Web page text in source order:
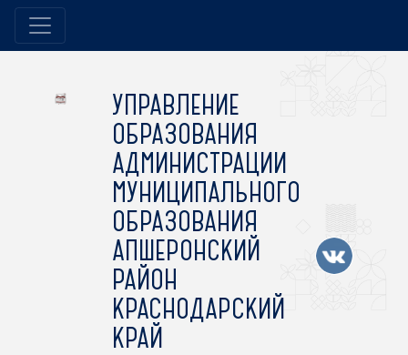
УПРАВЛЕНИЕ
ОБРАЗОВАНИЯ
АДМИНИСТРАЦИИ
МУНИЦИПАЛЬНОГО
ОБРАЗОВАНИЯ
АПШЕРОНСКИЙ
РАЙОН
КРАСНОДАРСКИЙ
КРАЙ